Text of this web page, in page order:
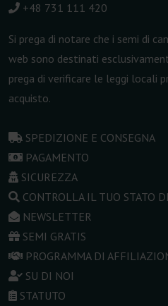
+48 731 111 420
Si prega di notare che i semi di
web sono destinati
prega di verificare le leggi locali
acquisto.
SPEDIZIONE E CONSEGNA
PAGAMENTO
SICUREZZA
CONTROLLA IL TUO STATO
NEWSLETTER
SEMI GRATIS
PROGRAMMA DI
SU DI NOI
STATUTO